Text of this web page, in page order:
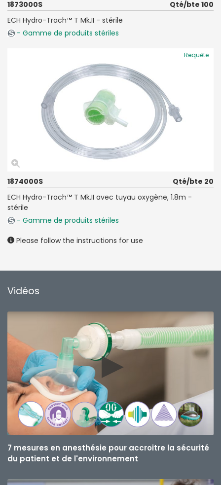
1873000S
Qté/bte 100
ECH Hydro-Trach™ T Mk.II - stérile
- Gamme de produits stériles
Requête
1874000S
Qté/bte 20
ECH Hydro-Trach™ T Mk.II avec tuyau oxygène, 1.8m -
stérile
- Gamme de produits stériles
Please follow the instructions for use
Vidéos
7 mesures en anesthésie pour accroitre la sécurité
du patient et de l'environnement